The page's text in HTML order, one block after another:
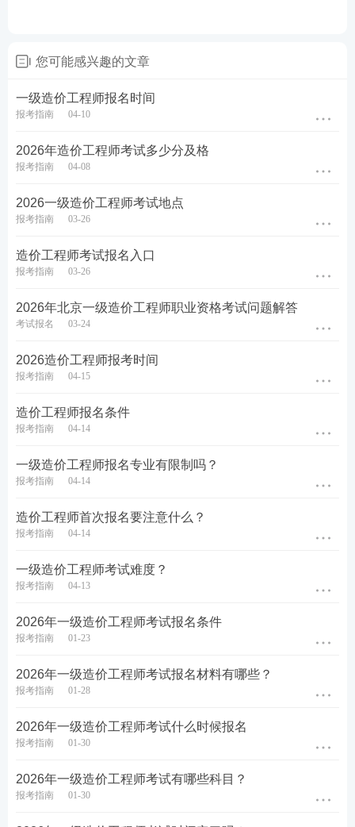
您可能感兴趣的文章
一级造价工程师报名时间
报考指南 04-10
2026年造价工程师考试多少分及格
报考指南 04-08
2026一级造价工程师考试地点
报考指南 03-26
造价工程师考试报名入口
报考指南 03-26
2026年北京一级造价工程师职业资格考试问题解答
考试报名 03-24
2026造价工程师报考时间
报考指南 04-15
造价工程师报名条件
报考指南 04-14
一级造价工程师报名专业有限制吗？
报考指南 04-14
造价工程师首次报名要注意什么？
报考指南 04-14
一级造价工程师考试难度？
报考指南 04-13
2026年一级造价工程师考试报名条件
报考指南 01-23
2026年一级造价工程师考试报名材料有哪些？
报考指南 01-28
2026年一级造价工程师考试什么时候报名
报考指南 01-30
2026年一级造价工程师考试有哪些科目？
报考指南 01-30